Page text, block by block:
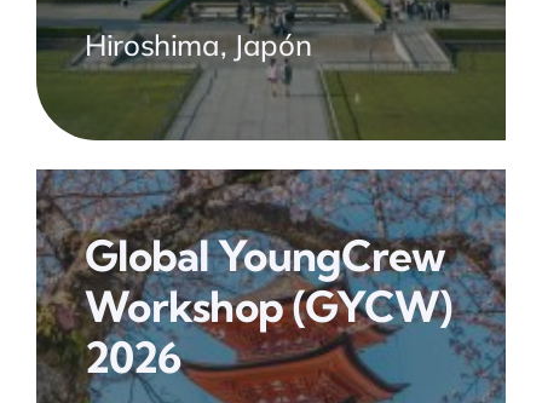
Hiroshima, Japón
Global YoungCrew
Workshop(GYCW)
2026